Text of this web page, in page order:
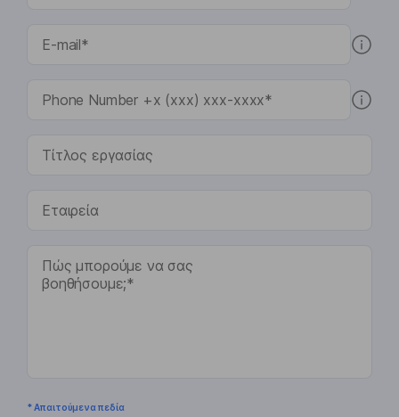
* Απαιτούμενα πεδία